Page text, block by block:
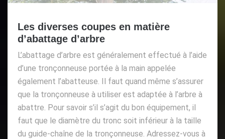
Les diverses coupes en matière
d’abattage d’arbre
L’abattage d’arbre est généralement effectué à l’aide
d’une tronçonneuse portée à la main appelée
également l’abatteuse. Il faut quand même s’assurer
que la tronçonneuse à utiliser est adaptée à l’arbre à
abattre. Pour savoir s’il s’agit du bon équipement, il
faut que le diamètre du tronc soit inférieur à la taille
du guide-chaîne de la tronçonneuse. Adressez-vous à